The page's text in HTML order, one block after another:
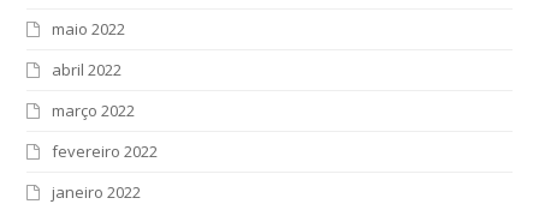
maio 2022
abril 2022
março 2022
fevereiro 2022
janeiro 2022